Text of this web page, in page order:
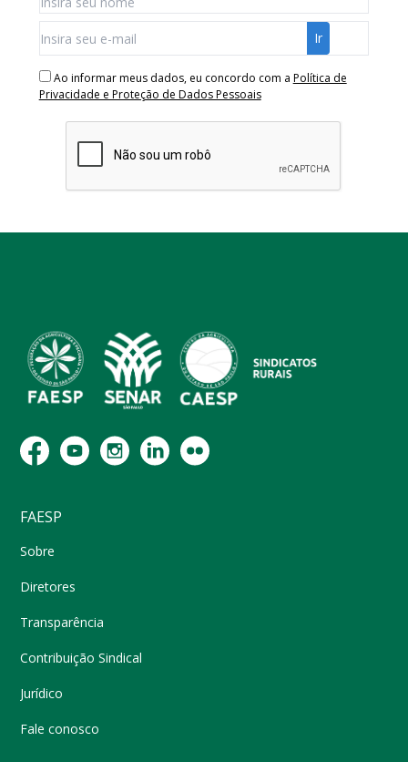
Ao informar meus dados, eu concordo com a Política de
Privacidade e Proteção de Dados Pessoais
FAESP
Sobre
Diretores
Transparência
Contribuição Sindical
Jurídico
Fale conosco